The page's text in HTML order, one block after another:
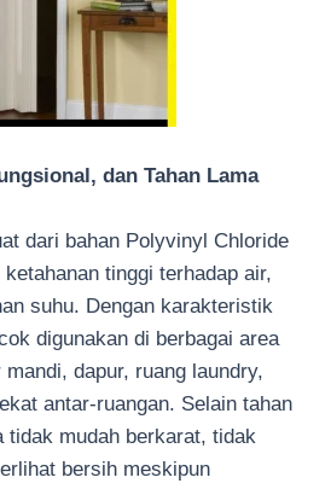
dan Tahan Lama
dari bahan Polyvinyl Chloride
tinggi terhadap air,
suhu. Dengan karakteristik
digunakan di berbagai area
dapur, ruang laundry,
antar-ruangan. Selain tahan
tidak mudah berkarat, tidak
bersih meskipun